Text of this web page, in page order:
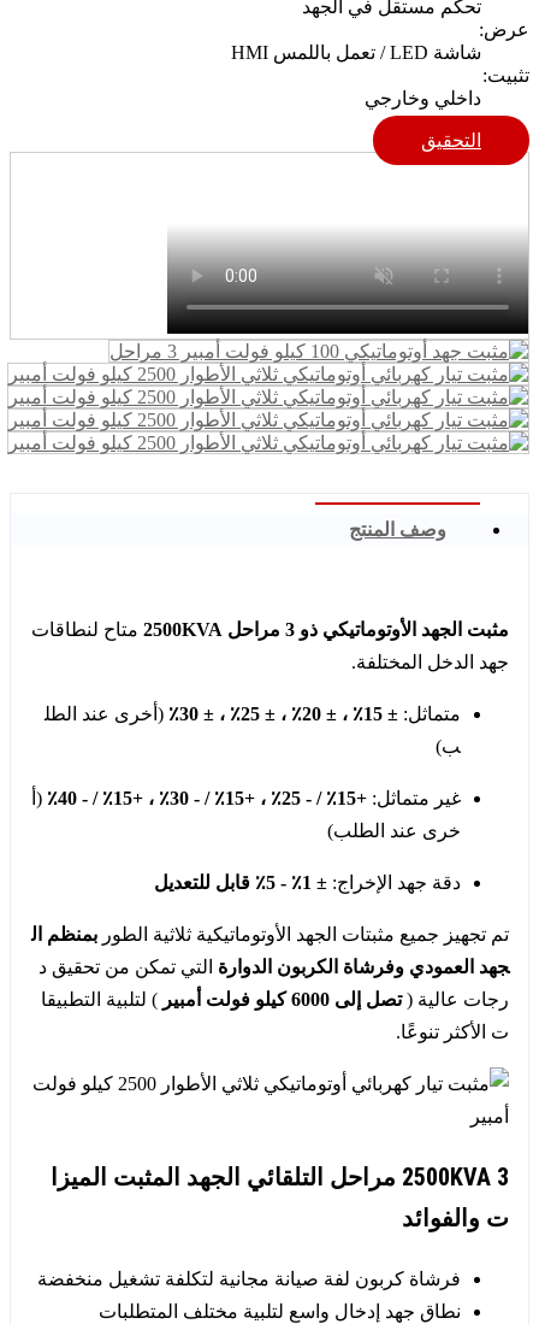
تحكم مستقل في الجهد
عرض:
شاشة LED / تعمل باللمس HMI
تثبيت:
داخلي وخارجي
التحقيق
وصف المنتج
مثبت الجهد الأوتوماتيكي ذو 3 مراحل 2500KVA
متاح لنطاقات
جهد الدخل المختلفة.
متماثل: ± 15٪ ، ± 20٪ ، ± 25٪ ، ± 30٪
(أخرى عند الطل
ب)
غير متماثل: +15٪ / - 25٪ ، +15٪ / - 30٪ ، +15٪ / - 40٪
(أ
خرى عند الطلب)
دقة جهد الإخراج: ± 1٪ - 5٪ قابل للتعديل
تم تجهيز جميع مثبتات الجهد الأوتوماتيكية ثلاثية الطور بمنظم ال
جهد العمودي وفرشاة الكربون الدوارة التي تمكن من تحقيق د
رجات عالية (تصل إلى 6000 كيلو فولت أمبير
) لتلبية التطبيقا
ت الأكثر تنوعًا.
2500KVA 3 مراحل التلقائي الجهد المثبت الميزا
ت والفوائد
فرشاة كربون لفة صيانة مجانية لتكلفة تشغيل منخفضة
نطاق جهد إدخال واسع لتلبية مختلف المتطلبات